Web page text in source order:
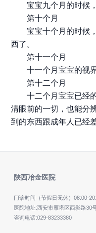
宝宝九个月的时候，
第十个月
宝宝十个月的时候，
西了。
第十一个月
十一个月宝宝的视界
第十二个月
十二个月宝宝已经的
清眼前的一切，也能分
到的东西跟成年人已经
陕西冶金医院
门诊时间（节假日无休） 08:00-
医院地址:西安市雁塔区西影路30
咨询电话:029-83233380